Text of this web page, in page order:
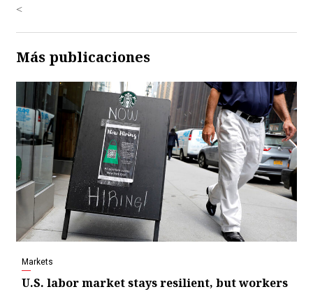
<
Más publicaciones
Markets
U.S. labor market stays resilient, but workers